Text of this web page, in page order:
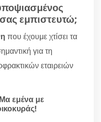
εμπιστευτώ;
που έχουμε χτίσει τα
για τη
εταιρειών
εμένα με